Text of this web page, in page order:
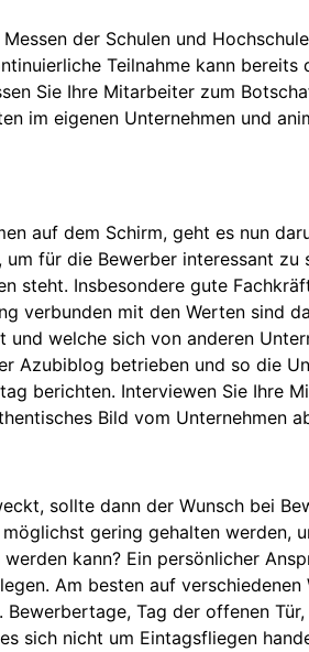
der Schulen und
Teilnahme kann
Sie Ihre Mitarbeiter zum
im eigenen Unternehmen und
auf dem Schirm, geht es nun
für die Bewerber interessant
steht. Insbesondere gute
verbunden mit den Werten sind
welche sich von anderen
Azubiblog betrieben und so die
berichten. Interviewen Sie Ihre
Bild vom Unternehmen
sollte dann der Wunsch bei
gering gehalten werden,
kann? Ein persönlicher
Am besten auf
Tag der offenen
sich nicht um Eintagsfliegen